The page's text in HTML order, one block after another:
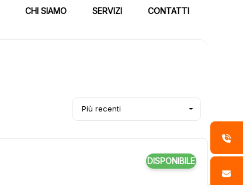
CHI SIAMO SERVIZI CONTATTI
Più recenti
DISPONIBILE